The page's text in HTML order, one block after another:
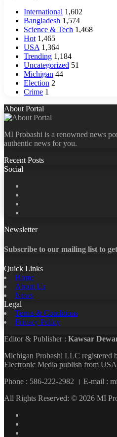
International 1,602
Bangladesh 1,574
Science & Tech 1,468
Hot 1,465
USA 1,364
Trending 1,184
Uncategorized 51
Michigan 44
Election 2
Crime 1
About Portal
MI Probashi is a renowned news
authentic news for you.
Recent Posts
Social
Newsletter
Subscribe to our mailing list to
Quick Links
Home
About Us
News
Legal
Terms & Conditions
Privacy Policy
Editor & Publisher : Kawsar
Michigan Probashi LLC registered
Electronic Media publish from
Phone : 586-222-2982 । E-mail :
All Rights Reserved: © 2026 MI